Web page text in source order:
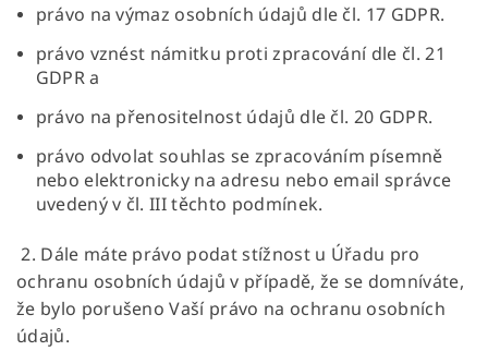
právo na výmaz osobních údajů dle čl. 17 GDPR.
právo vznést námitku proti zpracování dle čl. 21
GDPR a
právo na přenositelnost údajů dle čl. 20 GDPR.
právo odvolat souhlas se zpracováním písemně
nebo elektronicky na adresu nebo email správce
uvedený v čl. III těchto podmínek.
2. Dále máte právo podat stížnost u Úřadu pro
ochranu osobních údajů v případě, že se domníváte,
že bylo porušeno Vaší právo na ochranu osobních
údajů.